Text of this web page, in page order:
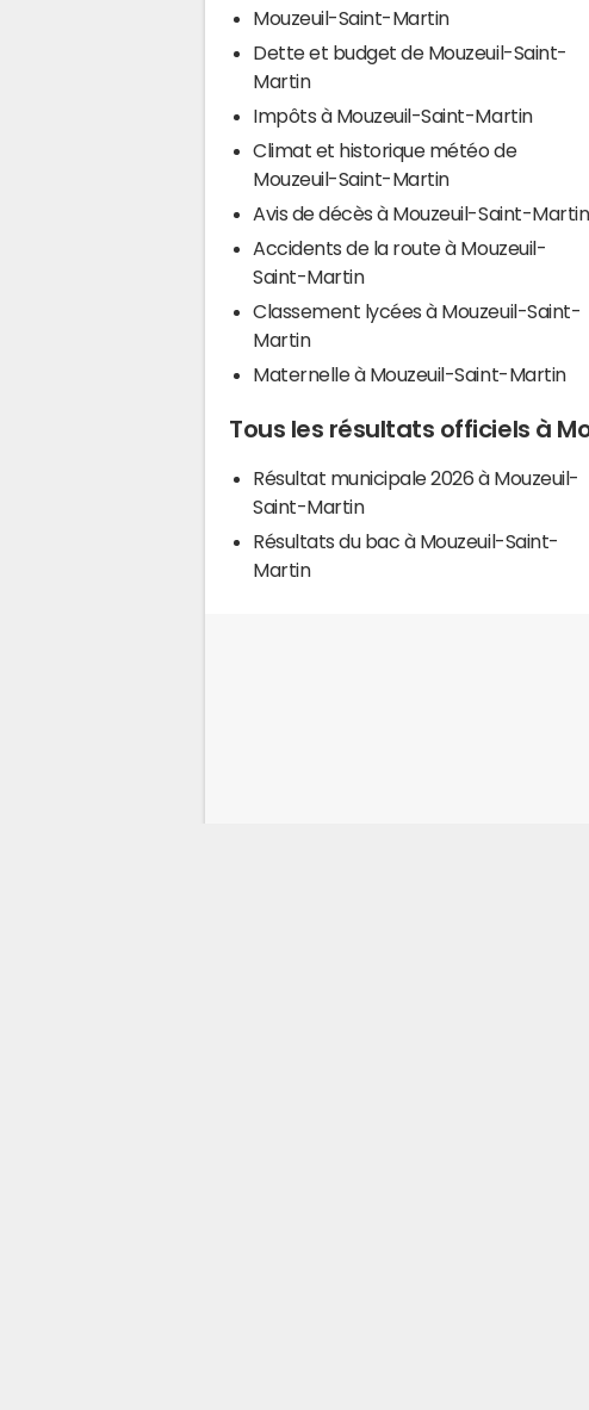
Mouzeuil-Saint-Martin
Dette et budget de Mouzeuil-Saint-
Martin
Impôts à Mouzeuil-Saint-Martin
Climat et historique météo de
Mouzeuil-Saint-Martin
Avis de décès à Mouzeuil-Saint-Martin
Accidents de la route à Mouzeuil-
Saint-Martin
Classement lycées à Mouzeuil-Saint-
Martin
Maternelle à Mouzeuil-Saint-Martin
Tous les résultats officiels à
Résultat municipale 2026 à Mouzeuil-
Saint-Martin
Résultats du bac à Mouzeuil-Saint-
Martin